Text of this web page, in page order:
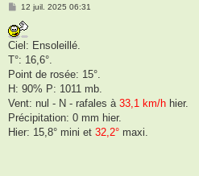
M
s
s
a
g
e
12 juil. 2025 06:31
Ciel: Ensoleillé.
T°: 16,6°.
Point de rosée: 15°.
H: 90% P: 1011 mb.
Vent: nul - N - rafales à 33,1 km/h hier.
Précipitation: 0 mm hier.
Hier: 15,8° mini et 32,2° maxi.